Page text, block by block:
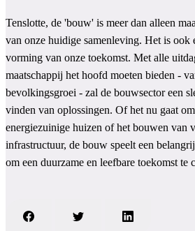
Tenslotte, de 'bouw' is meer dan alleen
van onze huidige samenleving. Het is ook
vorming van onze toekomst. Met alle
maatschappij het hoofd moeten bieden -
bevolkingsgroei - zal de bouwsector een
vinden van oplossingen. Of het nu gaat
energiezuinige huizen of het bouwen van
infrastructuur, de bouw speelt een
om een duurzame en leefbare toekomst te